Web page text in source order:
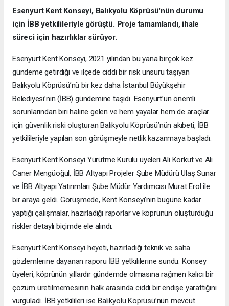
Esenyurt Kent Konseyi, Balıkyolu Köprüsü'nün durumu
için İBB yetkilileriyle görüştü. Proje tamamlandı, ihale
süreci için hazırlıklar sürüyor.
Esenyurt Kent Konseyi, 2021 yılından bu yana birçok kez
gündeme getirdiği ve ilçede ciddi bir risk unsuru taşıyan
Balıkyolu Köprüsü’nü bir kez daha İstanbul Büyükşehir
Belediyesi’nin (İBB) gündemine taşıdı. Esenyurt’un önemli
sorunlarından biri haline gelen ve hem yayalar hem de araçlar
için güvenlik riski oluşturan Balıkyolu Köprüsü’nün akıbeti, İBB
yetkilileriyle yapılan son görüşmeyle netlik kazanmaya başladı.
Esenyurt Kent Konseyi Yürütme Kurulu üyeleri Ali Korkut ve Ali
Caner Mengüoğul, İBB Altyapı Projeler Şube Müdürü Ulaş Sunar
ve İBB Altyapı Yatırımları Şube Müdür Yardımcısı Murat Erol ile
bir araya geldi. Görüşmede, Kent Konseyi'nin bugüne kadar
yaptığı çalışmalar, hazırladığı raporlar ve köprünün oluşturduğu
riskler detaylı biçimde ele alındı.
Esenyurt Kent Konseyi heyeti, hazırladığı teknik ve saha
gözlemlerine dayanan raporu İBB yetkililerine sundu. Konsey
üyeleri, köprünün yıllardır gündemde olmasına rağmen kalıcı bir
çözüm üretilmemesinin halk arasında ciddi bir endişe yarattığını
vurguladı. İBB yetkilileri ise Balıkyolu Köprüsü’nün mevcut